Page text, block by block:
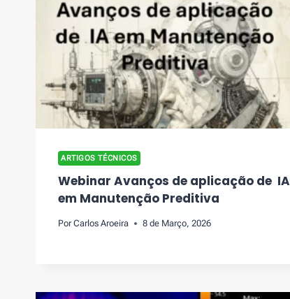
ARTIGOS TÉCNICOS
Webinar Avanços de aplicação de IA
em Manutenção Preditiva
Por Carlos Aroeira 8 de Março, 2026